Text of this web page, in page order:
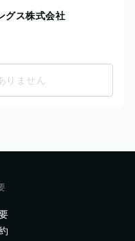
グス株式会社
りません